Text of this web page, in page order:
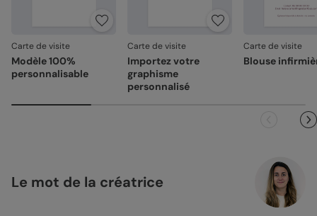
Carte de visite
Modèle 100%
personnalisable
Carte de visite
Importez votre
graphisme
personnalisé
Carte de visite
Blouse
Le mot de la créatrice